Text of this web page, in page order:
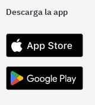
Descarga la app